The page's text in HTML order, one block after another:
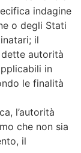
indagine
o degli Stati
il
autorità
in
le finalità
l’autorità
che non sia
il